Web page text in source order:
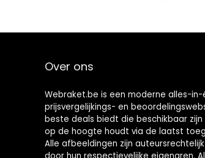
Over ons
Webraket.be is een moderne alles-in-
prijsvergelijkings- en
beste deals biedt die beschikbaar zijn
op de hoogte houdt via de laatst
Alle afbeeldingen zijn